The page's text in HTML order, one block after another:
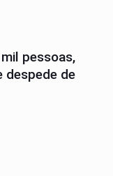
pessoas,
despede de